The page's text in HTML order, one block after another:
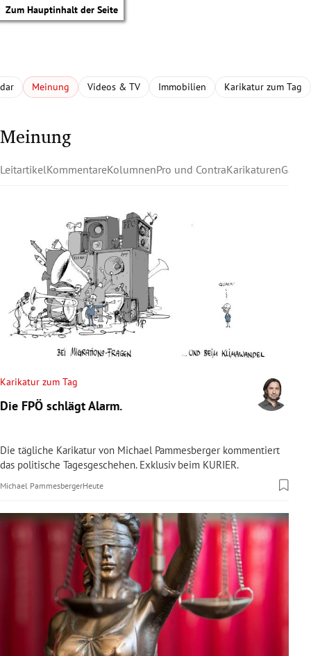
Zum Hauptinhalt der Seite
Untermenü
Untermenü
Untermenü
Untermenü
Untermenü
Untermenü
Untermenü
Untermenü
Untermenü
Meinung Videos & TV Immobilien Karikatur zum Tag
Meinung
LeitartikelKommentareKolumnenPro und ContraKarikaturen
Karikatur zum Tag
Die FPÖ schlägt Alarm.
Die tägliche Karikatur von Michael Pammesberger kommentiert
das politische Tagesgeschehen. Exklusiv beim KURIER.
Michael PammesbergerHeute